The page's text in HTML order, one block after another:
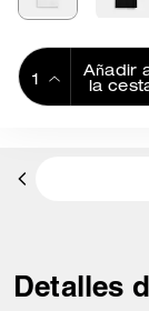
Añadir
la
Detalles